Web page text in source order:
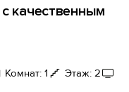
качественным
Комнат: 1 Этаж: 2